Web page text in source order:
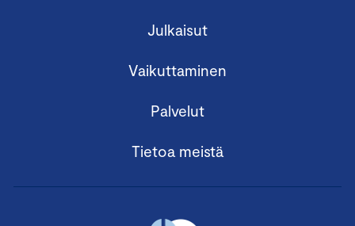
Julkaisut
Vaikuttaminen
Palvelut
Tietoa meistä